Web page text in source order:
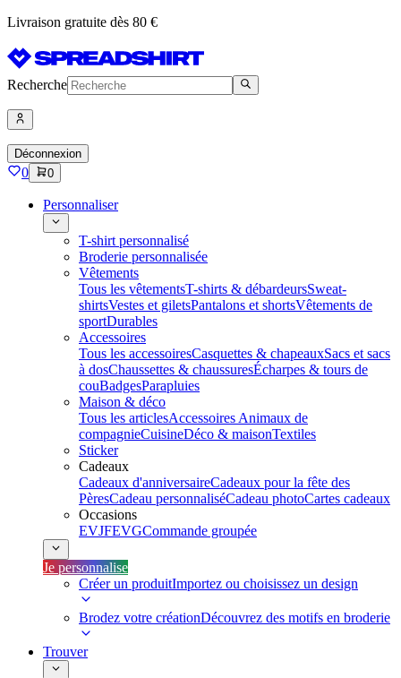
Livraison gratuite dès 80 €
Recherche
Déconnexion
0 0
Personnaliser
T-shirt personnalisé
Broderie personnalisée
Vêtements
Tous les vêtementsT-shirts & débardeursSweat-
shirtsVestes et giletsPantalons et shortsVêtements de
sportDurables
Accessoires
Tous les accessoiresCasquettes & chapeauxSacs et sacs
à dosChaussettes & chaussuresÉcharpes & tours de
couBadgesParapluies
Maison & déco
Tous les articlesAccessoires Animaux de
compagnieCuisineDéco & maisonTextiles
Sticker
Cadeaux
Cadeaux d'anniversaireCadeaux pour la fête des
PèresCadeau personnaliséCadeau photoCartes cadeaux
Occasions
EVJFEVGCommande groupée
Je personnalise
Créer un produitImportez ou choisissez un design
Brodez votre créationDécouvrez des motifs en broderie
Trouver